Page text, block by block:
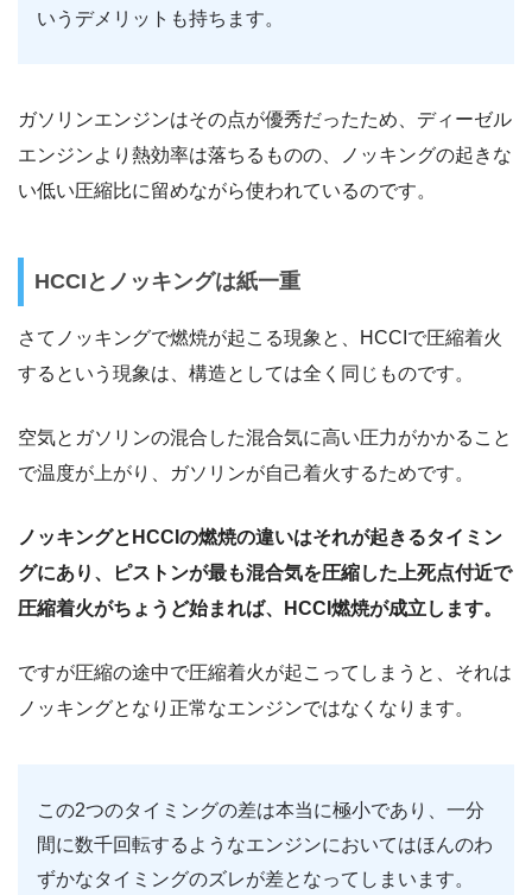
いうデメリットも持ちます。
ガソリンエンジンはその点が優秀だったため、ディーゼル
エンジンより熱効率は落ちるものの、ノッキングの起きな
い低い圧縮比に留めながら使われているのです。
HCCIとノッキングは紙一重
さてノッキングで燃焼が起こる現象と、HCCIで圧縮着火
するという現象は、構造としては全く同じものです。
空気とガソリンの混合した混合気に高い圧力がかかること
で温度が上がり、ガソリンが自己着火するためです。
ノッキングとHCCIの燃焼の違いはそれが起きるタイミン
グにあり、ピストンが最も混合気を圧縮した上死点付近で
圧縮着火がちょうど始まれば、HCCI燃焼が成立します。
ですが圧縮の途中で圧縮着火が起こってしまうと、それは
ノッキングとなり正常なエンジンではなくなります。
この2つのタイミングの差は本当に極小であり、一分
間に数千回転するようなエンジンにおいてはほんのわ
ずかなタイミングのズレが差となってしまいます。